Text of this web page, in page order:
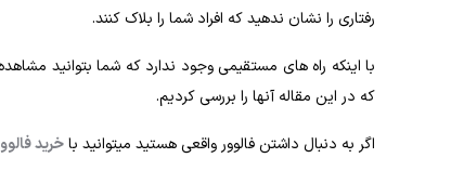
رفتاری را نشان ندهید که افراد شما را بلاک کنند.
با اینکه راه های مستقیمی وجود ندارد که شما بتوانید
که در این مقاله آنها را بررسی کردیم.
اگر به دنبال داشتن فالوور واقعی هستید میتوانید باخرید